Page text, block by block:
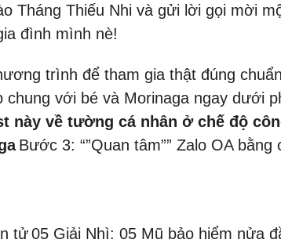
Tháng Thiếu Nhi và gửi lời gọi mời
đình mình nè!
trình để tham gia thật đúng
chung với bé và Morinaga ngay dưới
này về tường cá nhân ở chế độ
Bước 3: “”Quan tâm”” Zalo OA bằng
tử05 Giải Nhì: 05 Mũ bảo hiểm nửa